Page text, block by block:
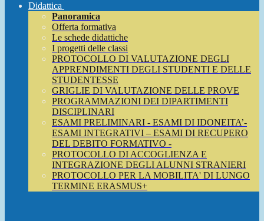
Didattica
Panoramica
Offerta formativa
Le schede didattiche
I progetti delle classi
PROTOCOLLO DI VALUTAZIONE DEGLI
APPRENDIMENTI DEGLI STUDENTI E DELLE
STUDENTESSE
GRIGLIE DI VALUTAZIONE DELLE PROVE
PROGRAMMAZIONI DEI DIPARTIMENTI
DISCIPLINARI
ESAMI PRELIMINARI - ESAMI DI IDONEITA’-
ESAMI INTEGRATIVI – ESAMI DI RECUPERO
DEL DEBITO FORMATIVO -
PROTOCOLLO DI ACCOGLIENZA E
INTEGRAZIONE DEGLI ALUNNI STRANIERI
PROTOCOLLO PER LA MOBILITA' DI LUNGO
TERMINE ERASMUS+